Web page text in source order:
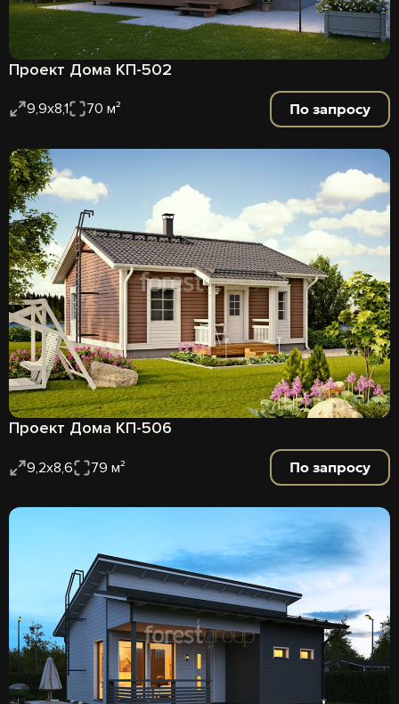
Проект Дома КП-502
9,9х8,1 70 м² По запросу
Проект Дома КП-506
9,2х8,6 79 м² По запросу